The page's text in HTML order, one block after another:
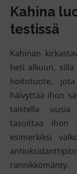
Kahina
testissä
Kahinan
heti alkuun,
hoitotuote,
häivyttää ihon
taistella uusia
tasoittaa ihon
esimerkiksi
rannikkomänty.